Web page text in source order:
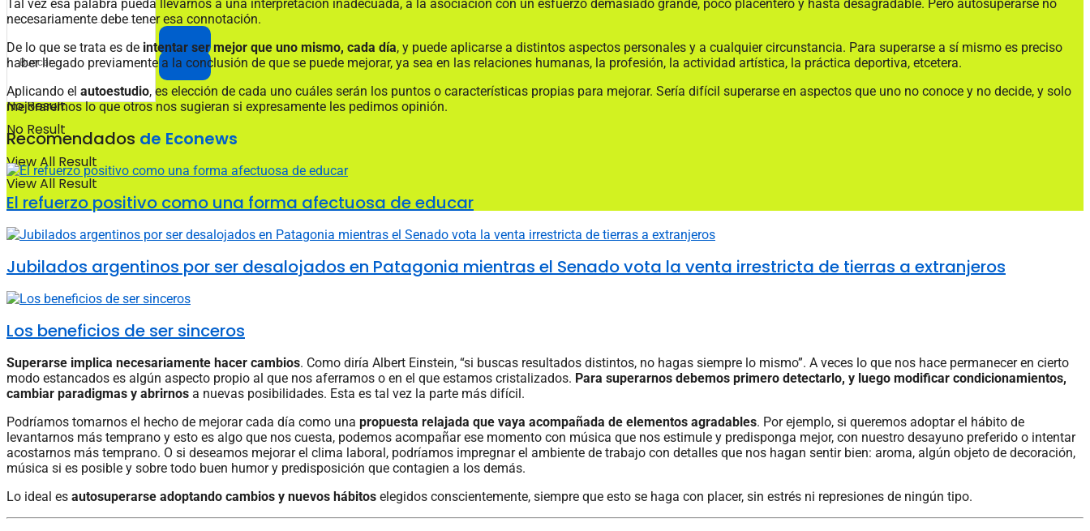
No Result
View All Result
No Result
View All Result
Tal vez esa palabra pueda llevarnos a una interpretación inadecuada, a la asociación con un esfuerzo demasiado grande, poco placentero y hasta desagradable. Pero autosuperarse no
necesariamente debe tener esa connotación.
De lo que se trata es de intentar ser mejor que uno mismo, cada día, y puede aplicarse a distintos aspectos personales y a cualquier circunstancia. Para superarse a sí mismo es preciso
haber llegado previamente a la conclusión de que se puede mejorar, ya sea en las relaciones humanas, la profesión, la actividad artística, la práctica deportiva, etcetera.
Aplicando el autoestudio, es elección de cada uno cuáles serán los puntos o características propias para mejorar. Sería difícil superarse en aspectos que uno no conoce y no decide, y solo
mejoraremos lo que otros nos sugieran si expresamente les pedimos opinión.
Recomendados de Econews
El refuerzo positivo como una forma afectuosa de educar
Jubilados argentinos por ser desalojados en Patagonia mientras el Senado vota la venta irrestricta de tierras a extranjeros
Los beneficios de ser sinceros
Superarse implica necesariamente hacer cambios. Como diría Albert Einstein, “si buscas resultados distintos, no hagas siempre lo mismo”. A veces lo que nos hace permanecer en cierto
modo estancados es algún aspecto propio al que nos aferramos o en el que estamos cristalizados. Para superarnos debemos primero detectarlo, y luego modificar condicionamientos,
cambiar paradigmas y abrirnos a nuevas posibilidades. Esta es tal vez la parte más difícil.
Podríamos tomarnos el hecho de mejorar cada día como una propuesta relajada que vaya acompañada de elementos agradables. Por ejemplo, si queremos adoptar el hábito de
levantarnos más temprano y esto es algo que nos cuesta, podemos acompañar ese momento con música que nos estimule y predisponga mejor, con nuestro desayuno preferido o intentar
acostarnos más temprano. O si deseamos mejorar el clima laboral, podríamos impregnar el ambiente de trabajo con detalles que nos hagan sentir bien: aroma, algún objeto de decoración,
música si es posible y sobre todo buen humor y predisposición que contagien a los demás.
Lo ideal es autosuperarse adoptando cambios y nuevos hábitos elegidos conscientemente, siempre que esto se haga con placer, sin estrés ni represiones de ningún tipo.